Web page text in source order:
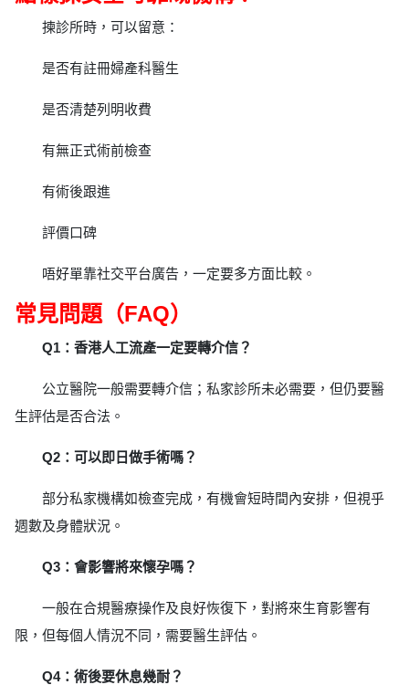
揀診所時，可以留意：
是否有註冊婦產科醫生
是否清楚列明收費
有無正式術前檢查
有術後跟進
評價口碑
唔好單靠社交平台廣告，一定要多方面比較。
常見問題（FAQ）
Q1：香港人工流產一定要轉介信？
公立醫院一般需要轉介信；私家診所未必需要，但仍要醫
生評估是否合法。
Q2：可以即日做手術嗎？
部分私家機構如檢查完成，有機會短時間內安排，但視乎
週數及身體狀況。
Q3：會影響將來懷孕嗎？
一般在合規醫療操作及良好恢復下，對將來生育影響有
限，但每個人情況不同，需要醫生評估。
Q4：術後要休息幾耐？